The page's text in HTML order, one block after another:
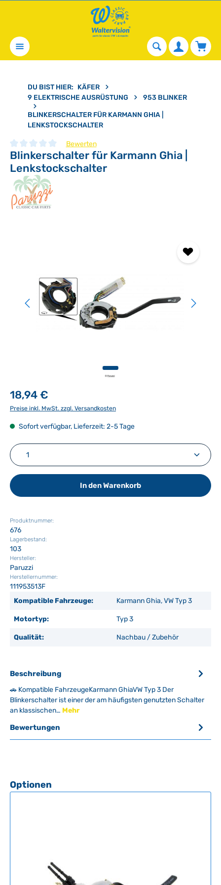
DU BIST HIER: KÄFER
9 ELEKTRISCHE AUSRÜSTUNG
953 BLINKER
BLINKERSCHALTER FÜR KARMANN GHIA |
LENKSTOCKSCHALTER
Durchschnittliche Bewertung von 0 von 5 Sternen
Bewerten
Blinkerschalter für Karmann Ghia |
Lenkstockschalter
18,94 €
Preise inkl. MwSt. zzgl. Versandkosten
Sofort verfügbar, Lieferzeit: 2-5 Tage
Produkt Anzahl: Gib den gewünschten Wert ein
In den Warenkorb
Produktnummer:
676
Lagerbestand:
103
Hersteller:
Paruzzi
Herstellernummer:
111953513F
Kompatible Fahrzeuge:
Karmann Ghia, VW Typ 3
Motortyp: Typ 3
Qualität: Nachbau / Zubehör
Beschreibung
🚗 Kompatible FahrzeugeKarmann GhiaVW Typ 3 Der
Blinkerschalter ist einer der am häufigsten genutzten Schalter
an klassischen… Mehr
Bewertungen
Produktgalerie überspringen
Optionen